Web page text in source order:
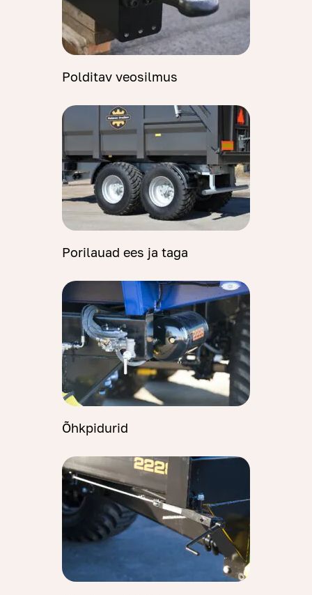
Polditav veosilmus
Porilauad ees ja taga
Õhkpidurid